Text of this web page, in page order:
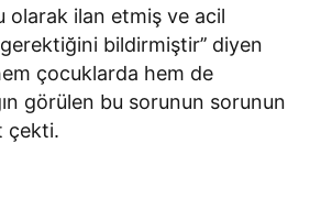
olarak ilan etmiş ve acil
bildirmiştir’’ diyen
çocuklarda hem de
görülen bu sorunun sorunun
çekti.